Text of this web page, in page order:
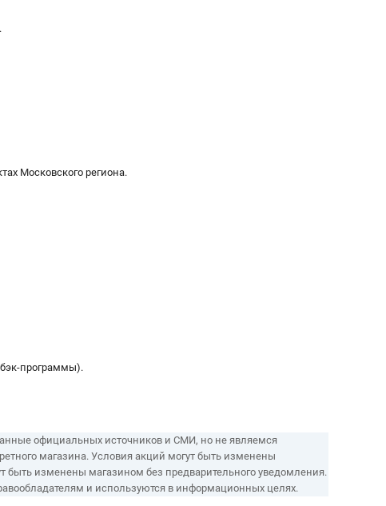
Московского региона.
программы).
официальных источников и СМИ, но не являемся
магазина. Условия акций могут быть изменены
быть изменены магазином без предварительного уведомления.
и используются в информационных целях.